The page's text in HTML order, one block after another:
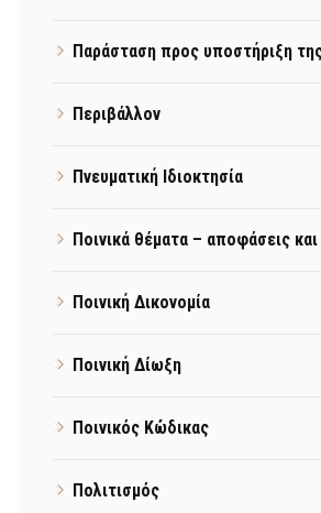
Παράσταση προς υποστήριξη
Περιβάλλον
Πνευματική Ιδιοκτησία
Ποινικά θέματα – αποφάσεις και
Ποινική Δικονομία
Ποινική Δίωξη
Ποινικός Κώδικας
Πολιτισμός